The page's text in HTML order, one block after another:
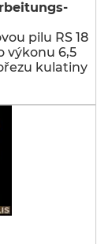
pilu RS 18
výkonu 6,5
kulatiny